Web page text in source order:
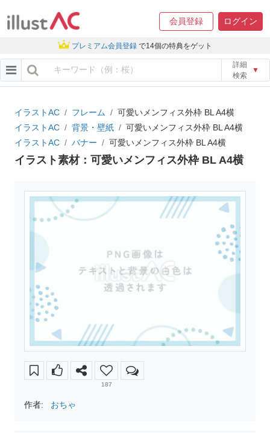
会員登録 ログイン
プレミアム会員登録 で14個の特典をゲット
詳細
検索
▼
イラストAC フレーム
可愛いメンフィス外枠 BL A4横
イラストAC
背景・壁紙
可愛いメンフィス外枠 BL A4横
イラストAC
バナー 可愛いメンフィス外枠 BL A4横
イラスト素材：可愛いメンフィス外枠 BL A4横
187
作者: おちゃ